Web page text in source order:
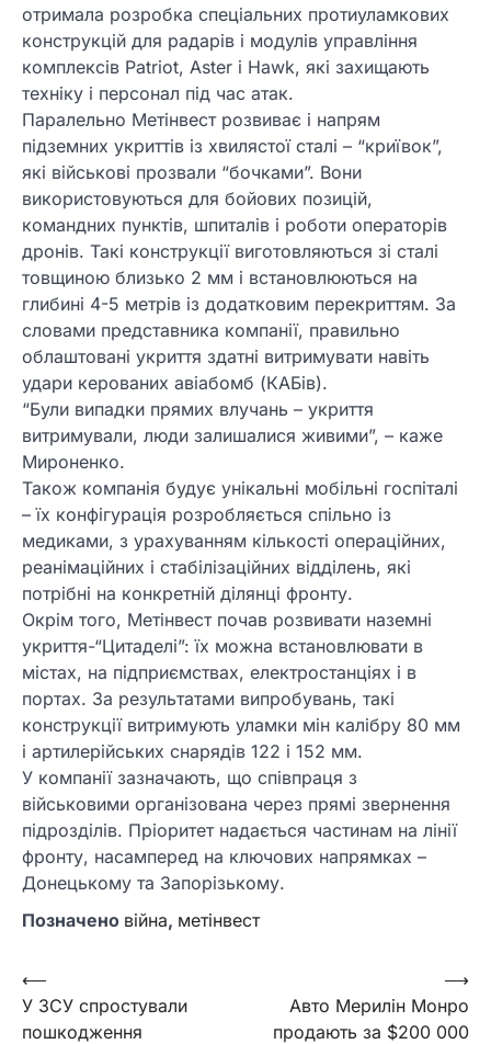
отримала розробка спеціальних протиуламкових
конструкцій для радарів і модулів управління
комплексів Patriot, Aster і Hawk, які захищають
техніку і персонал під час атак.
Паралельно Метінвест розвиває і напрям
підземних укриттів із хвилястої сталі – “криївок”,
які військові прозвали “бочками”. Вони
використовуються для бойових позицій,
командних пунктів, шпиталів і роботи операторів
дронів. Такі конструкції виготовляються зі сталі
товщиною близько 2 мм і встановлюються на
глибині 4-5 метрів із додатковим перекриттям. За
словами представника компанії, правильно
облаштовані укриття здатні витримувати навіть
удари керованих авіабомб (КАБів).
“Були випадки прямих влучань – укриття
витримували, люди залишалися живими”, – каже
Мироненко.
Також компанія будує унікальні мобільні госпіталі
– їх конфігурація розробляється спільно із
медиками, з урахуванням кількості операційних,
реанімаційних і стабілізаційних відділень, які
потрібні на конкретній ділянці фронту.
Окрім того, Метінвест почав розвивати наземні
укриття-“Цитаделі”: їх можна встановлювати в
містах, на підприємствах, електростанціях і в
портах. За результатами випробувань, такі
конструкції витримують уламки мін калібру 80 мм
і артилерійських снарядів 122 і 152 мм.
У компанії зазначають, що співпраця з
військовими організована через прямі звернення
підрозділів. Пріоритет надається частинам на лінії
фронту, насамперед на ключових напрямках –
Донецькому та Запорізькому.
Позначено війна, метінвест
Навігація
записів
⟵
У ЗСУ спростували
пошкодження
Авто Мерилін Монро
продають за $200 000
⟶